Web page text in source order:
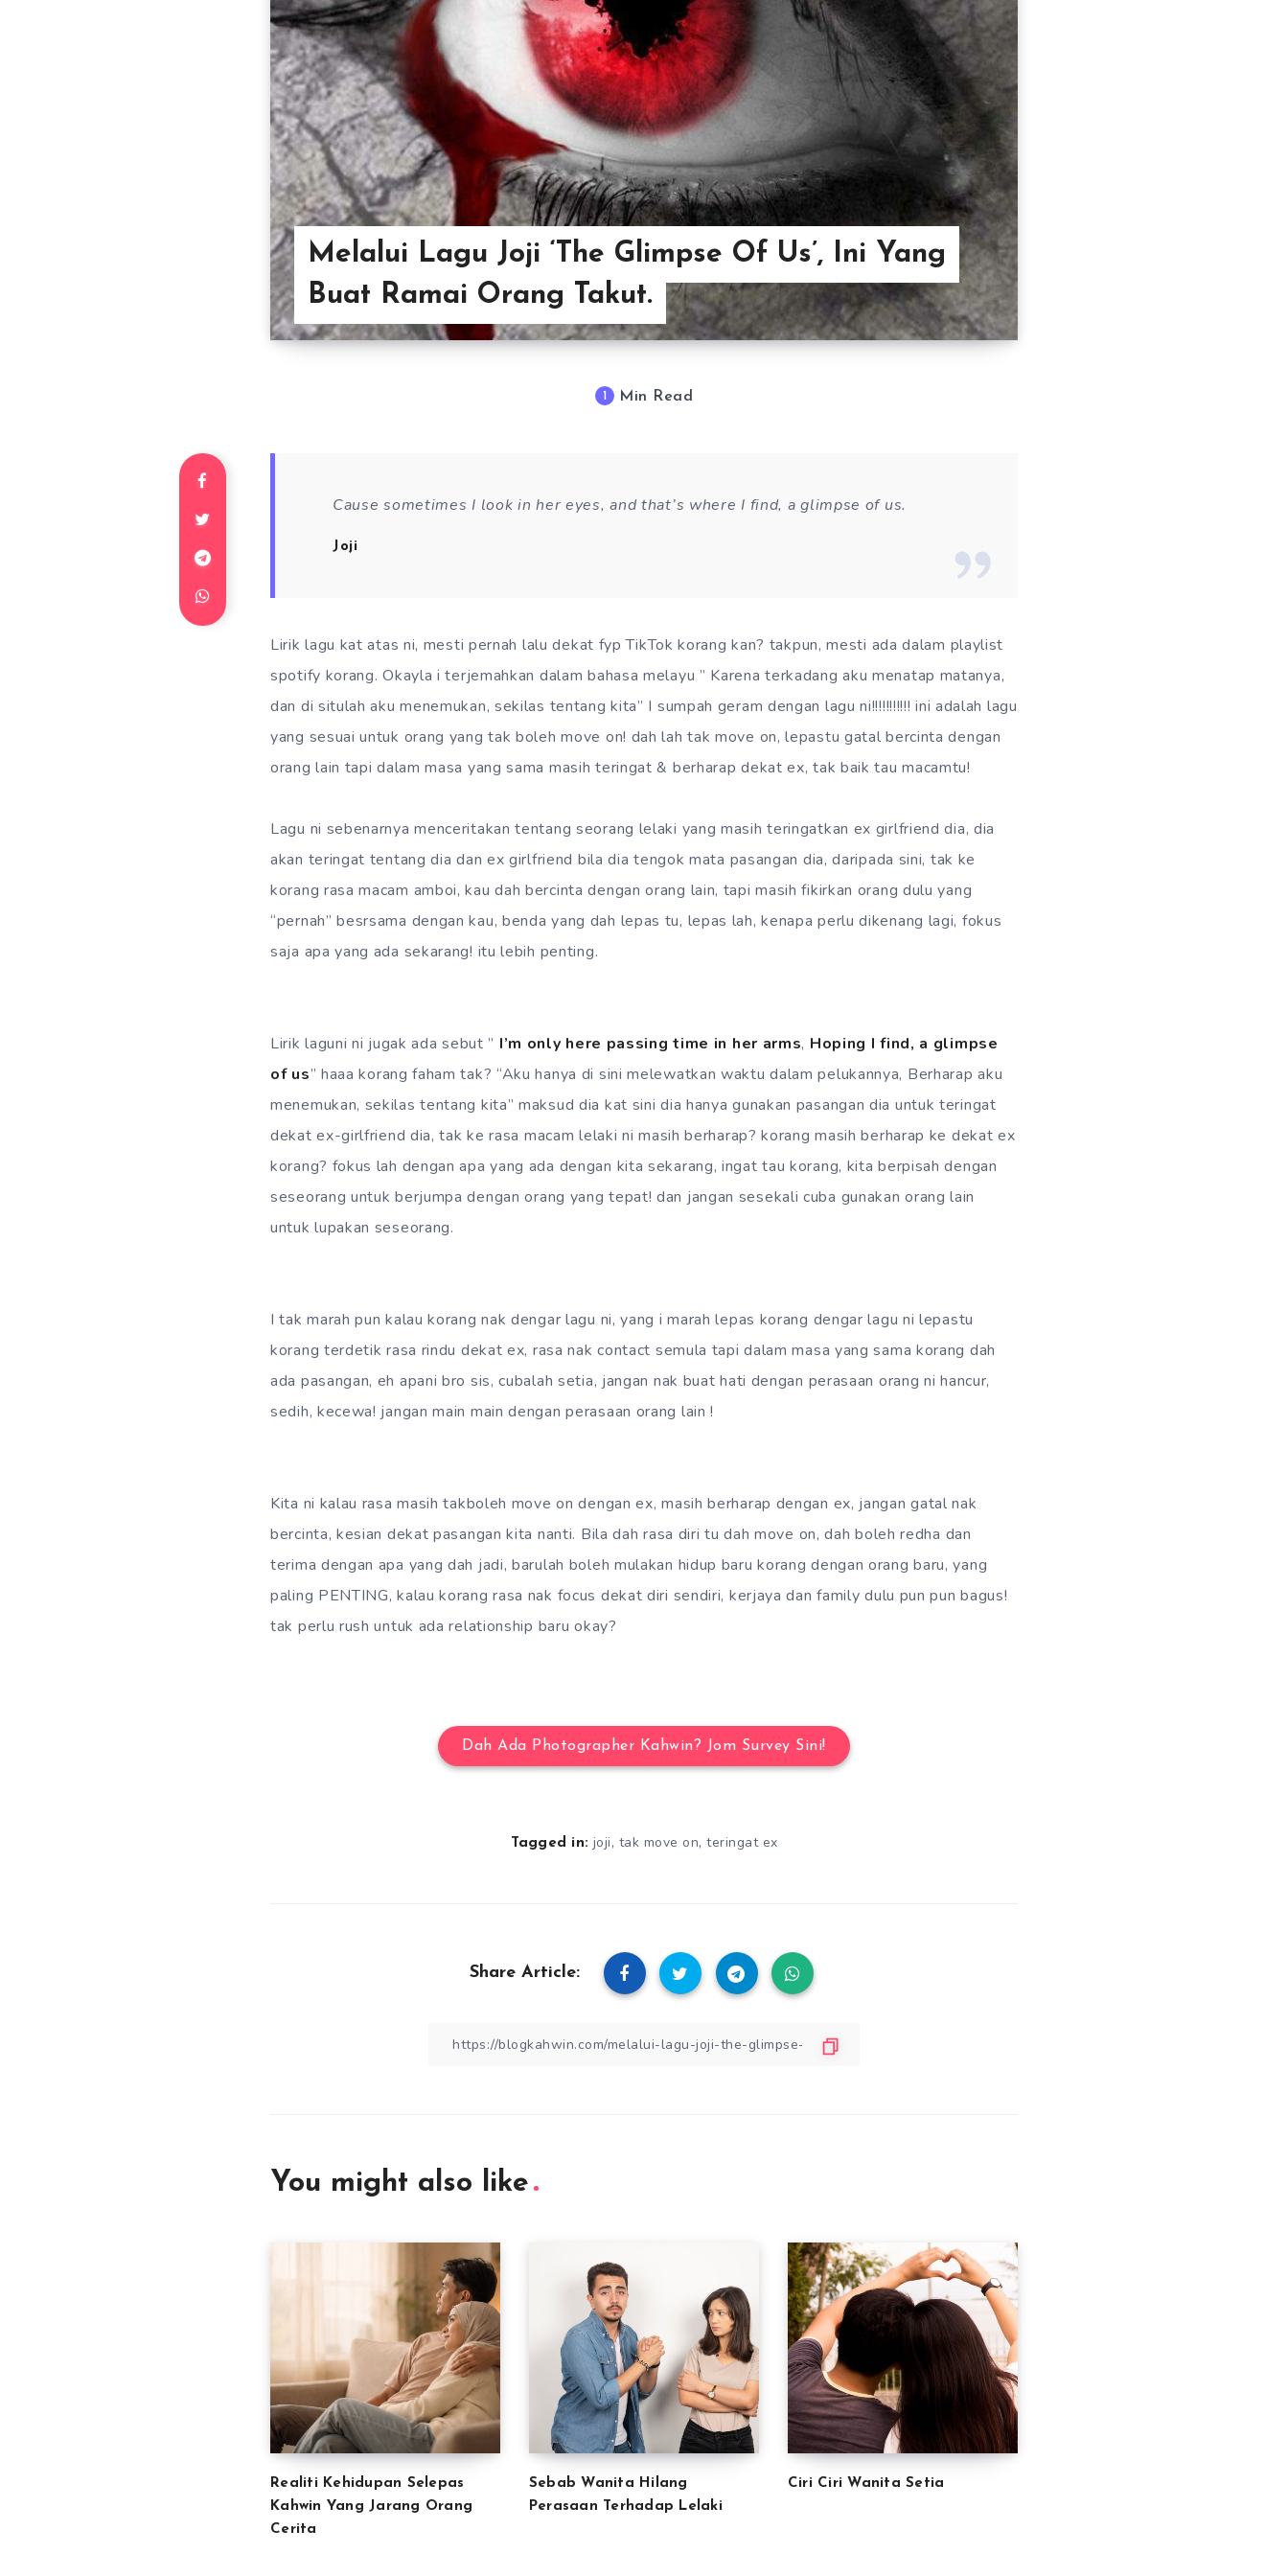
Melalui Lagu Joji ‘The Glimpse Of Us’, Ini Yang
Buat Ramai Orang Takut.
1 Min Read
Cause sometimes I look in her eyes, and that’s where I find, a glimpse of us.
Joji
Lirik lagu kat atas ni, mesti pernah lalu dekat fyp TikTok korang kan? takpun, mesti ada dalam playlist
spotify korang. Okayla i terjemahkan dalam bahasa melayu ” Karena terkadang aku menatap matanya,
dan di situlah aku menemukan, sekilas tentang kita” I sumpah geram dengan lagu ni!!!!!!!!!!! ini adalah lagu
yang sesuai untuk orang yang tak boleh move on! dah lah tak move on, lepastu gatal bercinta dengan
orang lain tapi dalam masa yang sama masih teringat & berharap dekat ex, tak baik tau macamtu!
Lagu ni sebenarnya menceritakan tentang seorang lelaki yang masih teringatkan ex girlfriend dia, dia
akan teringat tentang dia dan ex girlfriend bila dia tengok mata pasangan dia, daripada sini, tak ke
korang rasa macam amboi, kau dah bercinta dengan orang lain, tapi masih fikirkan orang dulu yang
“pernah” besrsama dengan kau, benda yang dah lepas tu, lepas lah, kenapa perlu dikenang lagi, fokus
saja apa yang ada sekarang! itu lebih penting.
Lirik laguni ni jugak ada sebut ” I’m only here passing time in her arms, Hoping I find, a glimpse
of us” haaa korang faham tak? “Aku hanya di sini melewatkan waktu dalam pelukannya, Berharap aku
menemukan, sekilas tentang kita” maksud dia kat sini dia hanya gunakan pasangan dia untuk teringat
dekat ex-girlfriend dia, tak ke rasa macam lelaki ni masih berharap? korang masih berharap ke dekat ex
korang? fokus lah dengan apa yang ada dengan kita sekarang, ingat tau korang, kita berpisah dengan
seseorang untuk berjumpa dengan orang yang tepat! dan jangan sesekali cuba gunakan orang lain
untuk lupakan seseorang.
I tak marah pun kalau korang nak dengar lagu ni, yang i marah lepas korang dengar lagu ni lepastu
korang terdetik rasa rindu dekat ex, rasa nak contact semula tapi dalam masa yang sama korang dah
ada pasangan, eh apani bro sis, cubalah setia, jangan nak buat hati dengan perasaan orang ni hancur,
sedih, kecewa! jangan main main dengan perasaan orang lain !
Kita ni kalau rasa masih takboleh move on dengan ex, masih berharap dengan ex, jangan gatal nak
bercinta, kesian dekat pasangan kita nanti. Bila dah rasa diri tu dah move on, dah boleh redha dan
terima dengan apa yang dah jadi, barulah boleh mulakan hidup baru korang dengan orang baru, yang
paling PENTING, kalau korang rasa nak focus dekat diri sendiri, kerjaya dan family dulu pun pun bagus!
tak perlu rush untuk ada relationship baru okay?
Dah Ada Photographer Kahwin? Jom Survey Sini!
Tagged in: joji, tak move on, teringat ex
Share Article:
You might also like
Realiti Kehidupan Selepas
Kahwin Yang Jarang Orang
Cerita
Sebab Wanita Hilang
Perasaan Terhadap Lelaki
Ciri Ciri Wanita Setia